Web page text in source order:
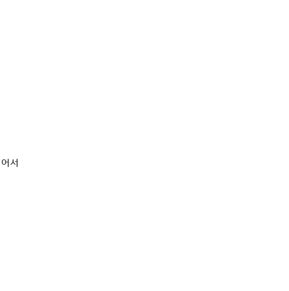
서